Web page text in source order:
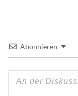
Abonnieren